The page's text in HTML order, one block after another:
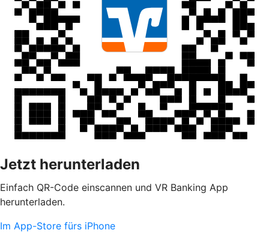
Jetzt herunterladen
Einfach QR-Code einscannen und VR Banking App
herunterladen.
Im App-Store fürs iPhone